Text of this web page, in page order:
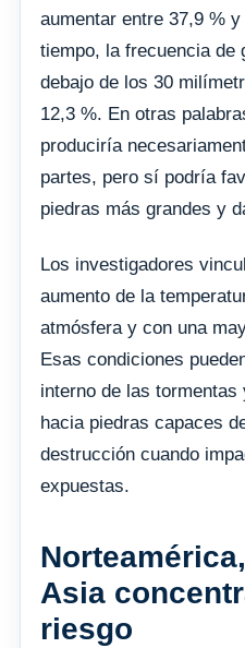
aumentar entre 37,9 %
tiempo, la frecuencia de
debajo de los 30
12,3 %. En otras
produciría
partes, pero sí podría
piedras más grandes y
Los investigadores
aumento de la
atmósfera y con una
Esas condiciones
interno de las
hacia piedras capaces
destrucción cuando
expuestas.
Asia
riesgo